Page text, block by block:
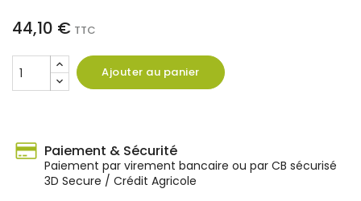
44,10 € TTC
Ajouter au panier
Paiement & Sécurité
Paiement par virement bancaire ou par CB sécurisé
3D Secure / Crédit Agricole